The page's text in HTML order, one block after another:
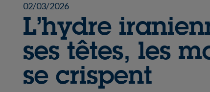
02/03/2026
L’hydre
ses têtes, les
se crispent